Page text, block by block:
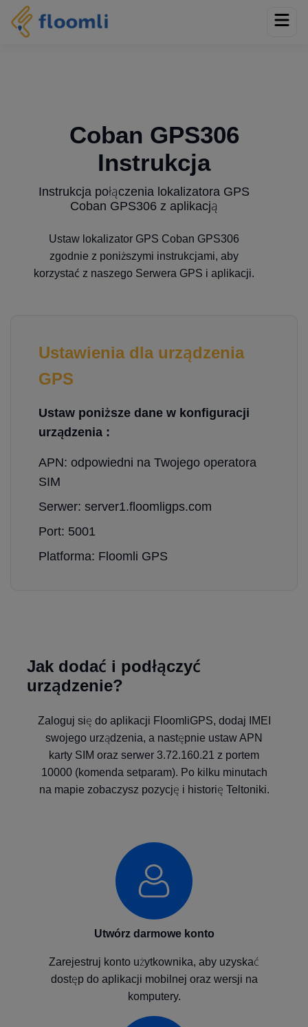
Coban GPS306
Instrukcja
Instrukcja połączenia lokalizatora GPS
Coban GPS306 z aplikacją
Ustaw lokalizator GPS Coban GPS306
zgodnie z poniższymi instrukcjami, aby
korzystać z naszego Serwera GPS i aplikacji.
Ustawienia dla urządzenia
GPS
Ustaw poniższe dane w konfiguracji
urządzenia :
APN: odpowiedni na Twojego operatora
SIM
Serwer: server1.floomligps.com
Port: 5001
Platforma: Floomli GPS
Jak dodać i podłączyć
urządzenie?
Zaloguj się do aplikacji FloomliGPS, dodaj IMEI
swojego urządzenia, a następnie ustaw APN
karty SIM oraz serwer 3.72.160.21 z portem
10000 (komenda setparam). Po kilku minutach
na mapie zobaczysz pozycję i historię Teltoniki.
Utwórz darmowe konto
Zarejestruj konto użytkownika, aby uzyskać
dostęp do aplikacji mobilnej oraz wersji na
komputery.